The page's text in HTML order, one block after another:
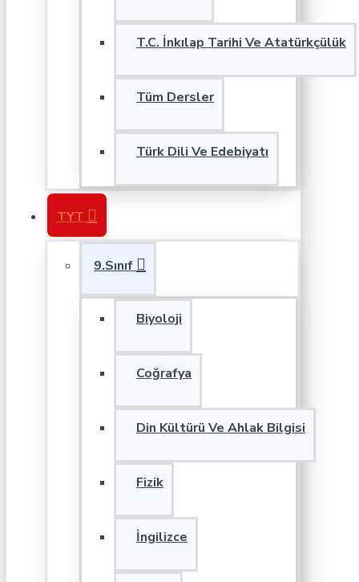
T.C. İnkılap Tarihi Ve Atatürkçülük
Tüm Dersler
Türk Dili Ve Edebiyatı
TYT
9.Sınıf
Biyoloji
Coğrafya
Din Kültürü Ve Ahlak Bilgisi
Fizik
İngilizce